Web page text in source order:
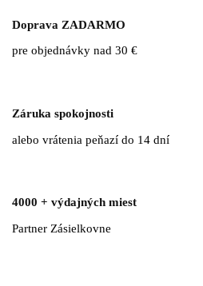
Doprava ZADARMO
pre objednávky nad 30 €
Záruka spokojnosti
alebo vrátenia peňazí do 14 dní
4000 + výdajných miest
Partner Zásielkovne